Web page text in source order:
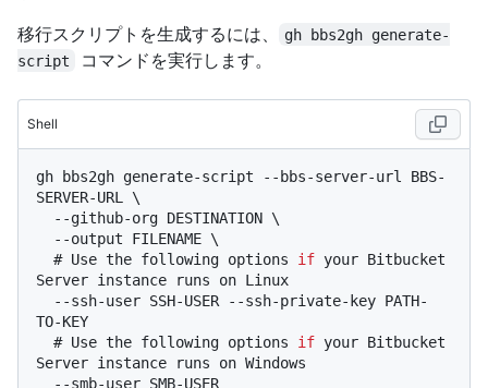
移行スクリプトを生成するには、
gh bbs2gh generate-
script
コマンドを実行します。
Shell
gh bbs2gh generate-script --bbs-server-url BBS-
SERVER-URL \
  #
Use the following options if your Bitbucket
Server instance runs on Linux
  #
Use the following options if your Bitbucket
Server instance runs on Windows